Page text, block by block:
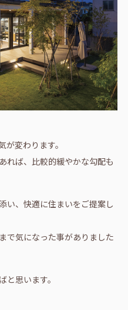
変わります。
れば、比較的緩やかな勾配も
い、快適に住まいをご提案し
で気になった事がありました
思います。